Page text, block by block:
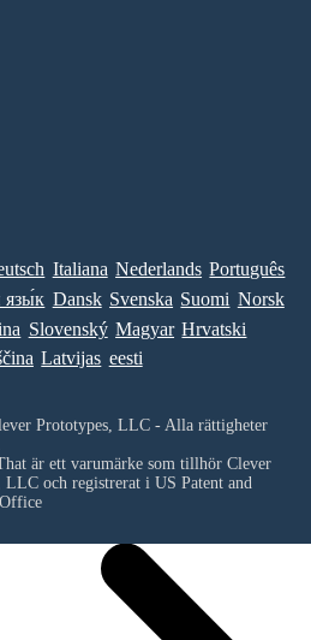
Italiana Nederlands Português
язы́к Dansk Svenska Suomi Norsk
Slovenský Magyar Hrvatski
Latvijas eesti
Prototypes, LLC - Alla rättigheter
är ett varumärke som tillhör Clever
LLCoch registrerat i US Patent and